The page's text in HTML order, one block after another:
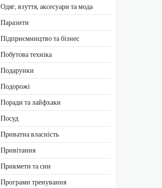
Одяг, взуття, аксесуари та мода
Паразити
Підприємництво та бізнес
Побутова техніка
Подарунки
Подорожі
Поради та лайфхаки
Посуд
Приватна власність
Привітання
Прикмети та сни
Програми тренування